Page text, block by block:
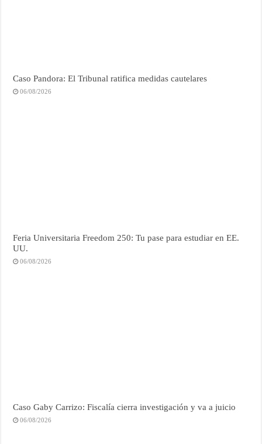
Caso Pandora: El Tribunal ratifica medidas cautelares
06/08/2026
Feria Universitaria Freedom 250: Tu pase para estudiar en EE.
UU.
06/08/2026
Caso Gaby Carrizo: Fiscalía cierra investigación y va a juicio
06/08/2026